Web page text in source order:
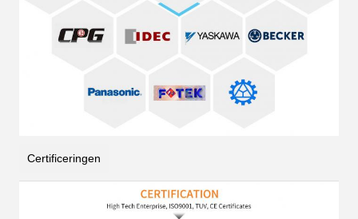
Certificeringen